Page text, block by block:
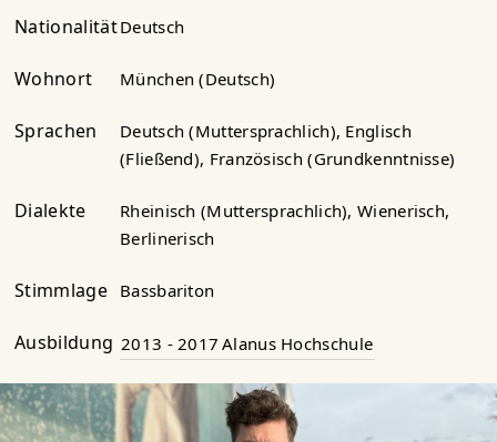
NationalitätDeutsch
Wohnort München (Deutsch)
Sprachen
Deutsch (Muttersprachlich), Englisch
(Fließend), Französisch (Grundkenntnisse)
Dialekte
Rheinisch (Muttersprachlich), Wienerisch,
Berlinerisch
Stimmlage Bassbariton
Ausbildung 2013 - 2017 Alanus Hochschule